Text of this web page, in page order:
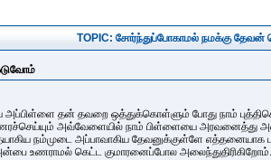
TOPIC: சோர்ந்துப்போகாமல் நமக்கு
அப்பிள்ளை தன் தவறை ஒத்துக்கொள்ளும் போது நாம்
அவ்வேளையில் நாம் பிள்ளையை அரவனைத்து
நம்முடை அப்பாவாகிய தேவனுக்குள்ளே
உணராமல் கெட்ட குமாரனைப்போல அலைந்துதிரிகிறோம்.